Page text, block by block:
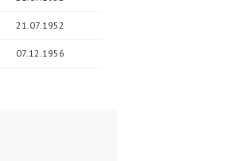
21.07.1952
07.12.1956